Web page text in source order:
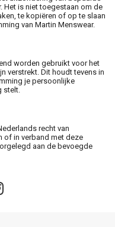
Het is niet toegestaan om de
te kopiëren of op te slaan
van Martin Menswear.
worden gebruikt voor het
verstrekt. Dit houdt tevens in
je persoonlijke
stelt.
recht van
of in verband met deze
aan de bevoegde